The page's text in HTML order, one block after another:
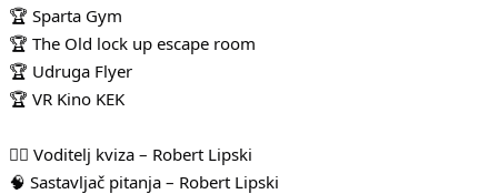
🏆 Sparta Gym
🏆 The Old lock up escape room
🏆 Udruga Flyer
🏆 VR Kino KEK
🧛‍♂️ Voditelj kviza – Robert Lipski
🧠 Sastavljač pitanja – Robert Lipski